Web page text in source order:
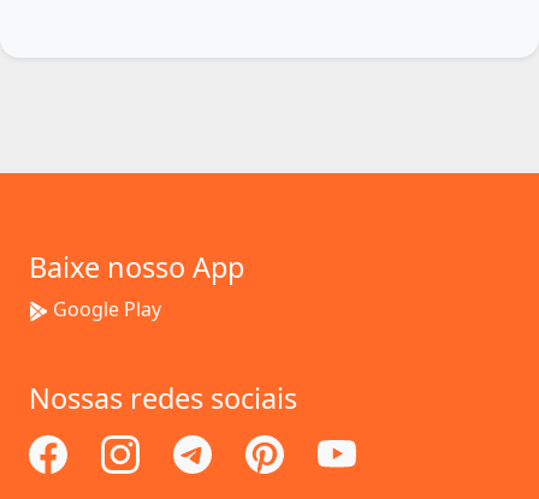
Baixe nosso App
Google Play
Nossas redes sociais